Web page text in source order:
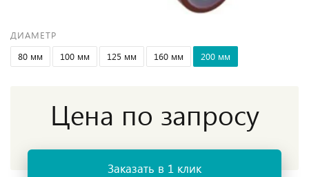
ДИАМЕТР
80 мм
100 мм 125 мм 160 мм 200 мм
Цена по запросу
Заказать в 1 клик